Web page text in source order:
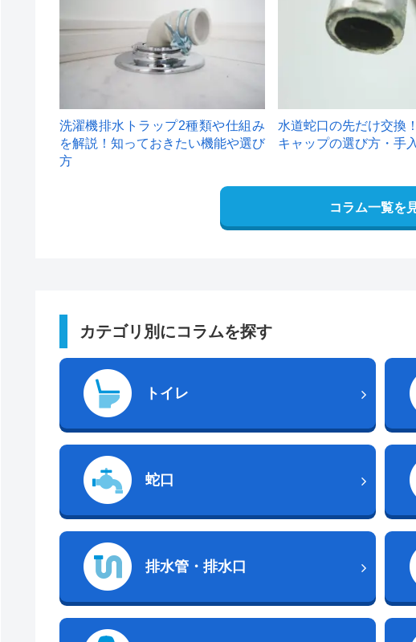
洗濯機排水トラップ2種類や仕組み
を解説！知っておきたい機能や選び
方
水道蛇口の先だけ交換
キャップの選び方・手
コラム一覧を
カテゴリ別にコラムを探す
トイレ
蛇口
排水管・排水口